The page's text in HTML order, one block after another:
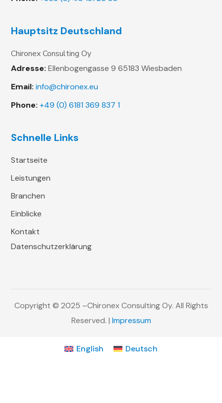
Hauptsitz Deutschland
Chironex Consulting Oy
Adresse: Ellenbogengasse 9 65183 Wiesbaden
Email: info@chironex.eu
Phone: +49 (0) 6181 369 837 1
Schnelle Links
Startseite
Leistungen
Branchen
Einblicke
Kontakt
Datenschutzerklärung
Copyright © 2025 –Chironex Consulting Oy. All Rights
Reserved. | Impressum
English Deutsch